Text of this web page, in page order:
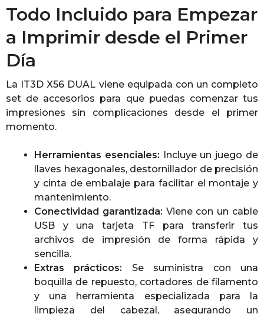
Todo Incluido para Empezar
a Imprimir desde el Primer
Día
La IT3D X56 DUAL viene equipada con un completo
set de accesorios para que puedas comenzar tus
impresiones sin complicaciones desde el primer
momento.
Herramientas esenciales: Incluye un juego de
llaves hexagonales, destornillador de precisión
y cinta de embalaje para facilitar el montaje y
mantenimiento.
Conectividad garantizada: Viene con un cable
USB y una tarjeta TF para transferir tus
archivos de impresión de forma rápida y
sencilla.
Extras prácticos: Se suministra con una
boquilla de repuesto, cortadores de filamento
y una herramienta especializada para la
limpieza del cabezal, asegurando un